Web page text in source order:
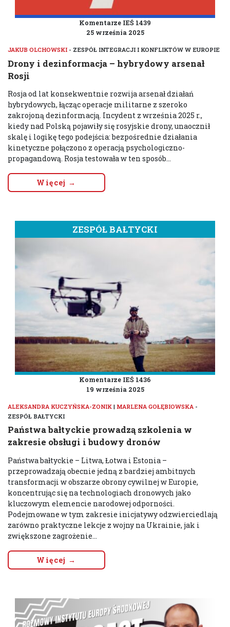
Komentarze IEŚ 1439
25 września 2025
JAKUB OLCHOWSKI - ZESPÓŁ INTEGRACJI I KONFLIKTÓW W EUROPIE
Drony i dezinformacja – hybrydowy arsenał
Rosji
Rosja od lat konsekwentnie rozwija arsenał działań
hybrydowych, łącząc operacje militarne z szeroko
zakrojoną dezinformacją. Incydent z września 2025 r.,
kiedy nad Polską pojawiły się rosyjskie drony, unaocznił
skalę i logikę tego podejścia: bezpośrednie działania
kinetyczne połączono z operacją psychologiczno-
propagandową. Rosja testowała w ten sposób...
Więcej →
ZESPÓŁ BAŁTYCKI
Komentarze IEŚ 1436
19 września 2025
ALEKSANDRA KUCZYŃSKA-ZONIK | MARLENA GOŁĘBIOWSKA -
ZESPÓŁ BAŁTYCKI
Państwa bałtyckie prowadzą szkolenia w
zakresie obsługi i budowy dronów
Państwa bałtyckie – Litwa, Łotwa i Estonia –
przeprowadzają obecnie jedną z bardziej ambitnych
transformacji w obszarze obrony cywilnej w Europie,
koncentrując się na technologiach dronowych jako
kluczowym elemencie narodowej odporności.
Podejmowane w tym zakresie inicjatywy odzwierciedlają
zarówno praktyczne lekcje z wojny na Ukrainie, jak i
zwiększone zagrożenie...
Więcej →